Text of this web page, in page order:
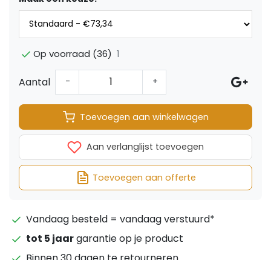
Op voorraad (36) 1
Aantal - +
Toevoegen aan winkelwagen
Aan verlanglijst toevoegen
Toevoegen aan offerte
Vandaag besteld = vandaag verstuurd*
tot 5 jaargarantie op je product